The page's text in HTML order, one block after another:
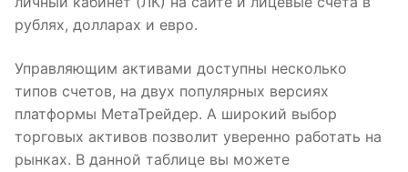
рублях, долларах и евро.
Управляющим активами доступны несколько
типов счетов, на двух популярных версиях
платформы МетаТрейдер. А широкий выбор
торговых активов позволит уверенно работать на
рынках. В данной таблице вы можете